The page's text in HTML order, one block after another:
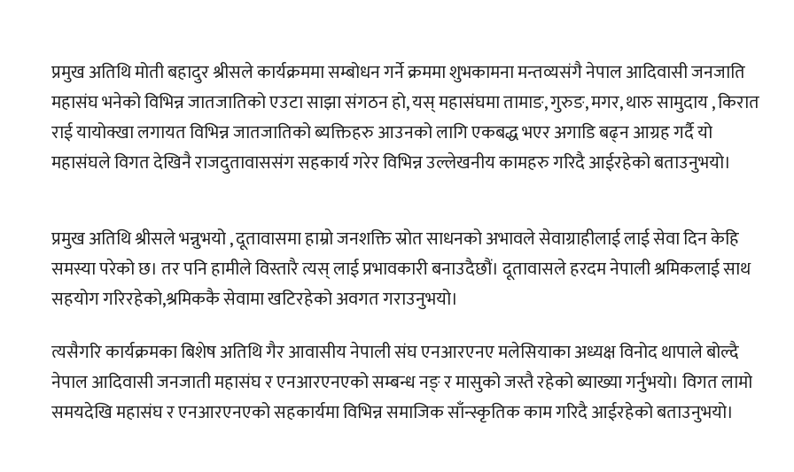
प्रमुख अतिथि मोती बहादुर श्रीसले कार्यक्रममा सम्बोधन गर्ने क्रममा शुभकामना मन्तव्यसंगै नेपाल आदिवासी जनजाति
महासंघ भनेको विभिन्न जातजातिको एउटा साझा संगठन हो, यस् महासंघमा तामाङ, गुरुङ, मगर, थारु सामुदाय , किरात
राई यायोक्खा लगायत विभिन्न जातजातिको ब्यक्तिहरु आउनको लागि एकबद्ध भएर अगाडि बढ्न आग्रह गर्दै यो
महासंघले विगत देखिनै राजदुतावाससंग सहकार्य गरेर विभिन्न उल्लेखनीय कामहरु गरिदै आईरहेको बताउनुभयो।
प्रमुख अतिथि श्रीसले भन्नुभयो , दूतावासमा हाम्रो जनशक्ति स्रोत साधनको अभावले सेवाग्राहीलाई लाई सेवा दिन केहि
समस्या परेको छ। तर पनि हामीले विस्तारै त्यस् लाई प्रभावकारी बनाउदैछौं। दूतावासले हरदम नेपाली श्रमिकलाई साथ
सहयोग गरिरहेको,श्रमिककै सेवामा खटिरहेको अवगत गराउनुभयो।
त्यसैगरि कार्यक्रमका बिशेष अतिथि गैर आवासीय नेपाली संघ एनआरएनए मलेसियाका अध्यक्ष विनोद थापाले बोल्दै
नेपाल आदिवासी जनजाती महासंघ र एनआरएनएको सम्बन्ध नङ् र मासुको जस्तै रहेको ब्याख्या गर्नुभयो। विगत लामो
समयदेखि महासंघ र एनआरएनएको सहकार्यमा विभिन्न समाजिक साँन्स्कृतिक काम गरिदै आईरहेको बताउनुभयो।